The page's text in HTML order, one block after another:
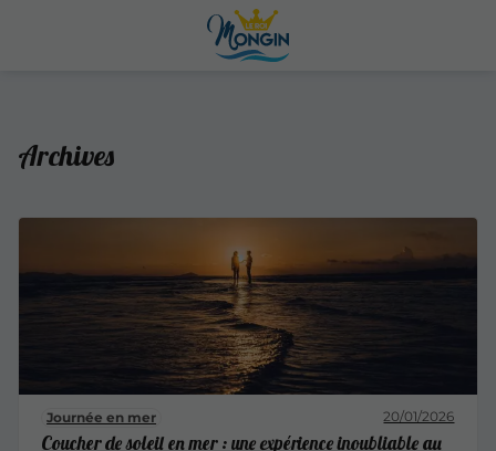
Archives
Journée en mer 20/01/2026
Coucher de soleil en mer : une expérience inoubliable au